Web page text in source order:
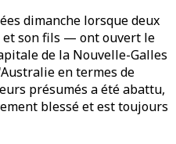
dimanche lorsque deux
son fils — ont ouvert le
de la Nouvelle-Galles
en termes de
présumés a été abattu,
blessé et est toujours